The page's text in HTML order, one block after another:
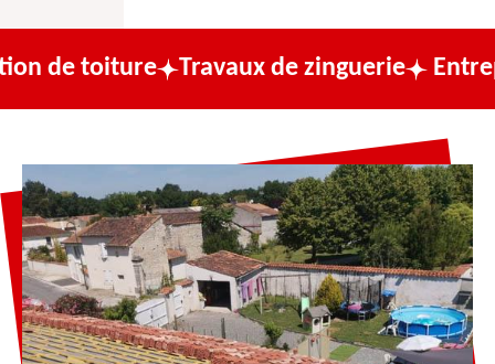
Travaux de zinguerie Entreprise de